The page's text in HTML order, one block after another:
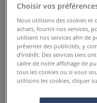
Choisir vos
Nous utilisons des cookies et
achats, fournir nos services,
utilisent nos services afin de
présenter des publicités, y
d’intérêt. Des services tiers
cadre de notre affichage de
tous les cookies ou si vous
utilisons les cookies, cliquer